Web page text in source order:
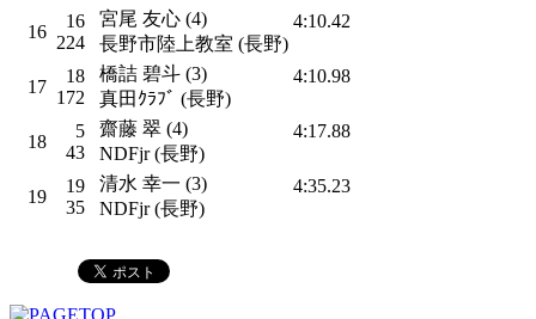
16
16
224
宮尾 友心 (4)
長野市陸上教室 (長野)
4:10.42
17
18
172
橋詰 碧斗 (3)
真田ｸﾗﾌﾞ (長野)
4:10.98
18
5
43
齋藤 翠 (4)
NDFjr (長野)
4:17.88
19
19
35
清水 幸一 (3)
NDFjr (長野)
4:35.23